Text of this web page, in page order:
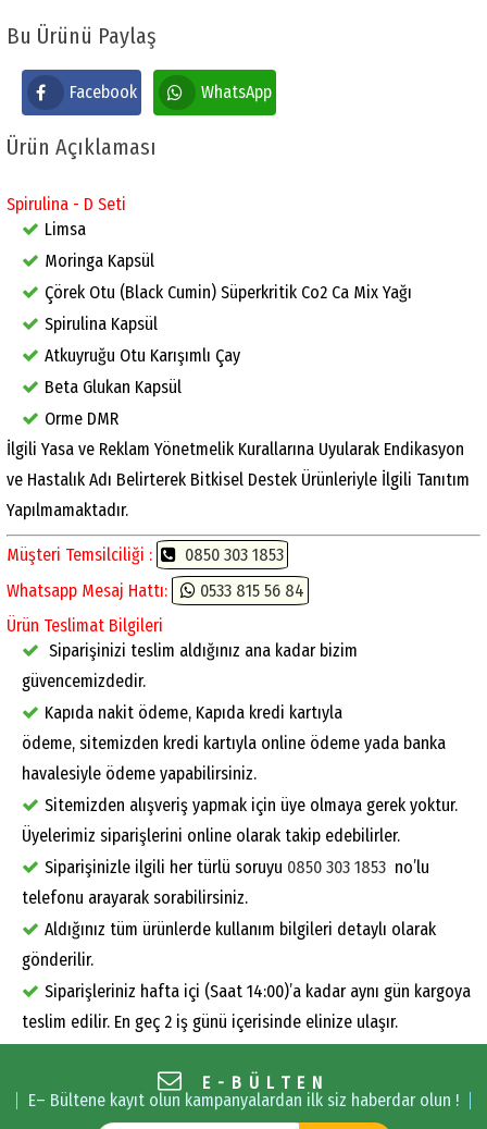
Bu Ürünü Paylaş
Facebook WhatsApp
Ürün Açıklaması
Spirulina - D Seti
Limsa
Moringa Kapsül
Çörek Otu (Black Cumin) Süperkritik Co2 Ca Mix Yağı
Spirulina Kapsül
Atkuyruğu Otu Karışımlı Çay
Beta Glukan Kapsül
Orme DMR
İlgili Yasa ve Reklam Yönetmelik Kurallarına Uyularak Endikasyon
ve Hastalık Adı Belirterek Bitkisel Destek Ürünleriyle İlgili Tanıtım
Yapılmamaktadır.
Müşteri Temsilciliği :
0850 303 1853
Whatsapp Mesaj Hattı:
0533 815 56 84
Ürün Teslimat Bilgileri
Siparişinizi teslim aldığınız ana kadar bizim
güvencemizdedir.
Kapıda nakit ödeme, Kapıda kredi kartıyla
ödeme, sitemizden kredi kartıyla online ödeme yada banka
havalesiyle ödeme yapabilirsiniz.
Sitemizden alışveriş yapmak için üye olmaya gerek yoktur.
Üyelerimiz siparişlerini online olarak takip edebilirler.
Siparişinizle ilgili her türlü soruyu 0850 303 1853 no’lu
telefonu arayarak sorabilirsiniz.
Aldığınız tüm ürünlerde kullanım bilgileri detaylı olarak
gönderilir.
Siparişleriniz hafta içi (Saat 14:00)’a kadar aynı gün kargoya
teslim edilir. En geç 2 iş günü içerisinde elinize ulaşır.
E-BÜLTEN
E– Bültene kayıt olun kampanyalardan ilk siz haberdar olun !